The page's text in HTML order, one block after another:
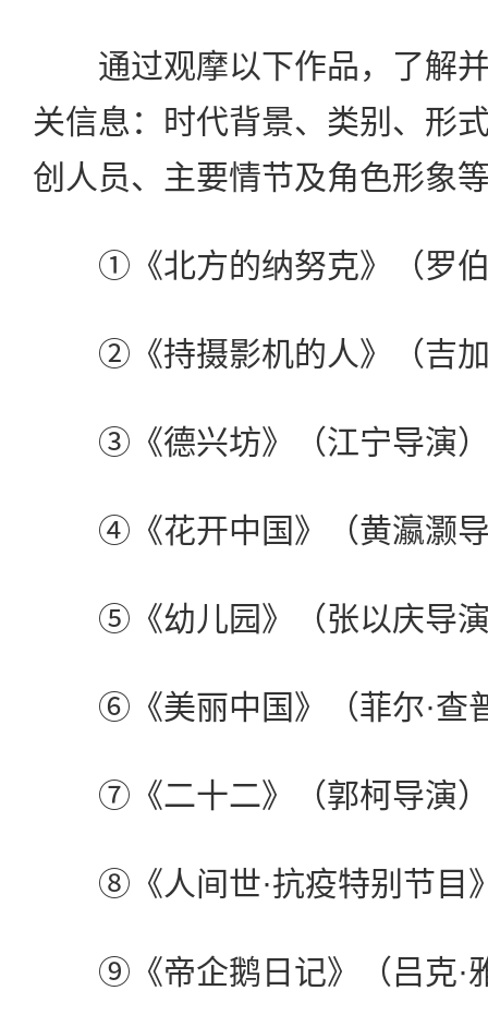
通过观摩以下作品，了解并
关信息：时代背景、类别、形
创人员、主要情节及角色形象
①《北方的纳努克》（罗伯
②《持摄影机的人》（吉加
③《德兴坊》（江宁导演
④《花开中国》（黄瀛灏
⑤《幼儿园》（张以庆导
⑥《美丽中国》（菲尔·查
⑦《二十二》（郭柯导演
⑧《人间世·抗疫特别节目
⑨《帝企鹅日记》（吕克·